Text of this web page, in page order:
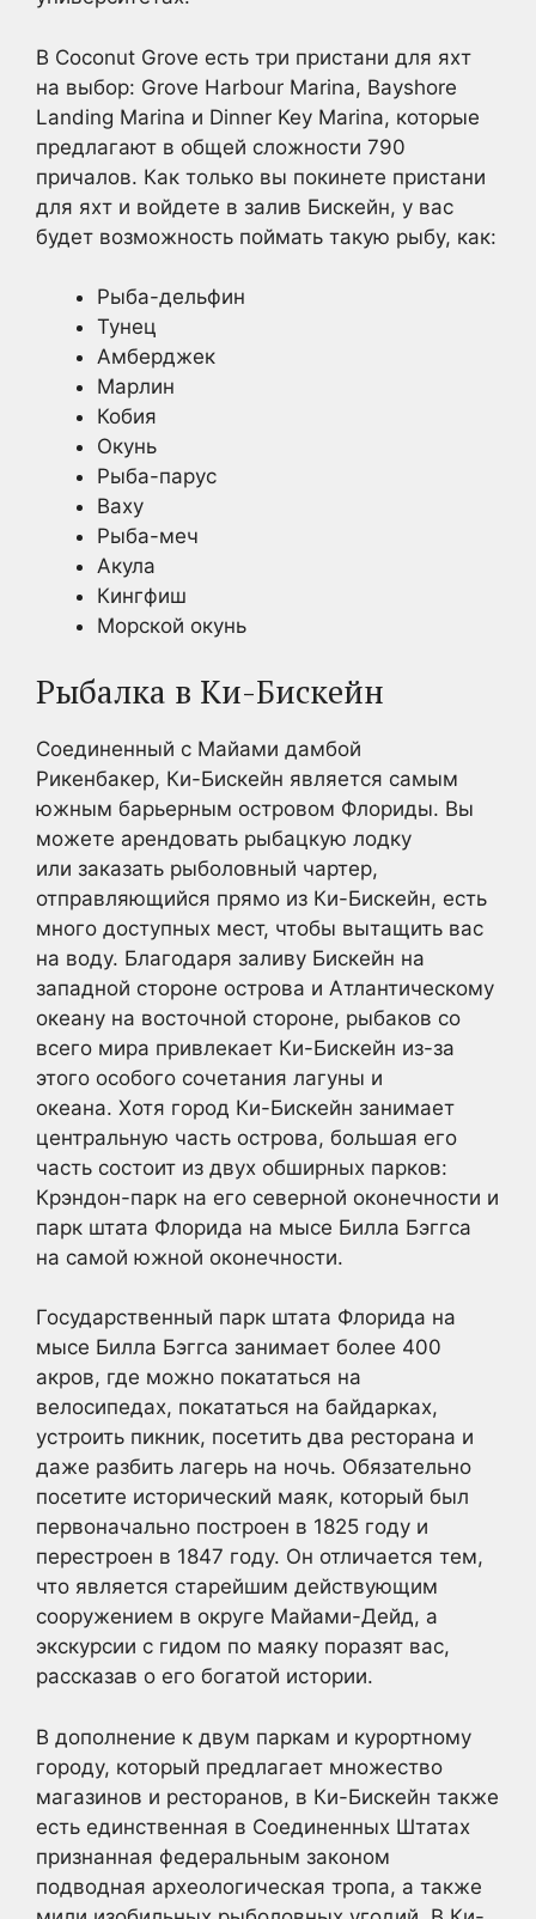
В Coconut Grove есть три пристани для яхт
на выбор: Grove Harbour Marina, Bayshore
Landing Marina и Dinner Key Marina, которые
предлагают в общей сложности 790
причалов. Как только вы покинете пристани
для яхт и войдете в залив Бискейн, у вас
будет возможность поймать такую рыбу, как:
Рыба-дельфин
Тунец
Амберджек
Марлин
Кобия
Окунь
Рыба-парус
Ваху
Рыба-меч
Акула
Кингфиш
Морской окунь
Рыбалка в Ки-Бискейн
Соединенный с Майами дамбой
Рикенбакер, Ки-Бискейн является самым
южным барьерным островом Флориды. Вы
можете арендовать рыбацкую лодку
или заказать рыболовный чартер,
отправляющийся прямо из Ки-Бискейн, есть
много доступных мест, чтобы вытащить вас
на воду. Благодаря заливу Бискейн на
западной стороне острова и Атлантическому
океану на восточной стороне, рыбаков со
всего мира привлекает Ки-Бискейн из-за
этого особого сочетания лагуны и
океана. Хотя город Ки-Бискейн занимает
центральную часть острова, большая его
часть состоит из двух обширных парков:
Крэндон-парк на его северной оконечности и
парк штата Флорида на мысе Билла Бэггса
на самой южной оконечности.
Государственный парк штата Флорида на
мысе Билла Бэггса занимает более 400
акров, где можно покататься на
велосипедах, покататься на байдарках,
устроить пикник, посетить два ресторана и
даже разбить лагерь на ночь. Обязательно
посетите исторический маяк, который был
первоначально построен в 1825 году и
перестроен в 1847 году. Он отличается тем,
что является старейшим действующим
сооружением в округе Майами-Дейд, а
экскурсии с гидом по маяку поразят вас,
рассказав о его богатой истории.
В дополнение к двум паркам и курортному
городу, который предлагает множество
магазинов и ресторанов, в Ки-Бискейн также
есть единственная в Соединенных Штатах
признанная федеральным законом
подводная археологическая тропа, а также